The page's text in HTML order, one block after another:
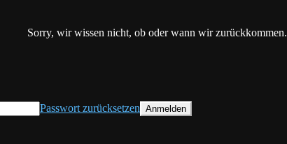
Sorry, wir wissen nicht, ob oder wann wir zurückkommen.
Passwort zurücksetzen